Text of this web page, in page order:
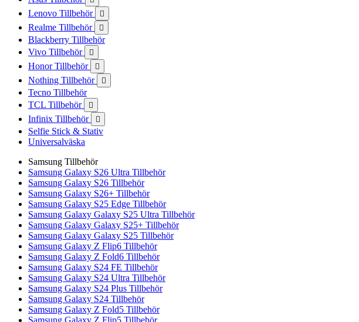
Lenovo Tillbehör 
Realme Tillbehör 
Blackberry Tillbehör
Vivo Tillbehör

Honor Tillbehör 
Nothing Tillbehör 
Tecno Tillbehör
TCL Tillbehör

Infinix Tillbehör 
Selfie Stick & Stativ
Universalväska
Samsung Tillbehör
Samsung Galaxy S26 Ultra Tillbehör
Samsung Galaxy S26 Tillbehör
Samsung Galaxy S26+ Tillbehör
Samsung Galaxy S25 Edge Tillbehör
Samsung Galaxy Galaxy S25 Ultra Tillbehör
Samsung Galaxy Galaxy S25+ Tillbehör
Samsung Galaxy Galaxy S25 Tillbehör
Samsung Galaxy Z Flip6 Tillbehör
Samsung Galaxy Z Fold6 Tillbehör
Samsung Galaxy S24 FE Tillbehör
Samsung Galaxy S24 Ultra Tillbehör
Samsung Galaxy S24 Plus Tillbehör
Samsung Galaxy S24 Tillbehör
Samsung Galaxy Z Fold5 Tillbehör
Samsung Galaxy Z Flip5 Tillbehör